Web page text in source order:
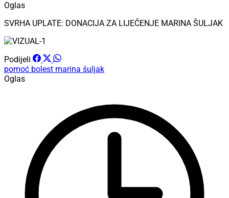
Oglas
SVRHA UPLATE: DONACIJA ZA LIJEČENJE MARINA ŠULJAK
Podijeli
pomoć bolest marina šuljak
Oglas